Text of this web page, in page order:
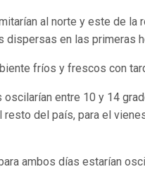
al norte y este de la
en las primeras
fríos y frescos con
entre 10 y 14
del país, para el
ambos días estarían